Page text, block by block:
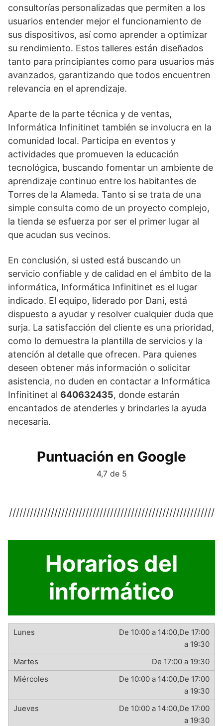
consultorías personalizadas que permiten a los
usuarios entender mejor el funcionamiento de
sus dispositivos, así como aprender a optimizar
su rendimiento. Estos talleres están diseñados
tanto para principiantes como para usuarios más
avanzados, garantizando que todos encuentren
relevancia en el aprendizaje.
Aparte de la parte técnica y de ventas,
Informática Infinitinet también se involucra en la
comunidad local. Participa en eventos y
actividades que promueven la educación
tecnológica, buscando fomentar un ambiente de
aprendizaje continuo entre los habitantes de
Torres de la Alameda. Tanto si se trata de una
simple consulta como de un proyecto complejo,
la tienda se esfuerza por ser el primer lugar al
que acudan sus vecinos.
En conclusión, si usted está buscando un
servicio confiable y de calidad en el ámbito de la
informática, Informática Infinitinet es el lugar
indicado. El equipo, liderado por Dani, está
dispuesto a ayudar y resolver cualquier duda que
surja. La satisfacción del cliente es una prioridad,
como lo demuestra la plantilla de servicios y la
atención al detalle que ofrecen. Para quienes
deseen obtener más información o solicitar
asistencia, no duden en contactar a Informática
Infinitinet al 640632435, donde estarán
encantados de atenderles y brindarles la ayuda
necesaria.
Puntuación en Google
4,7 de 5
///////////////////////////////////////////////////////////
Horarios del
informático
De 10:00 a 14:00,De 17:00
a 19:30
De 17:00 a 19:30
De 10:00 a 14:00,De 17:00
a 19:30
De 10:00 a 14:00,De 17:00
a 19:30